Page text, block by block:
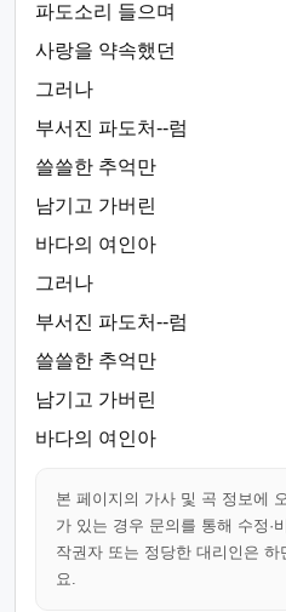
파도소리 들으며
사랑을 약속했던
그러나
부서진 파도처--럼
쓸쓸한 추억만
남기고 가버린
바다의 여인아
그러나
부서진 파도처--럼
쓸쓸한 추억만
남기고 가버린
바다의 여인아
본 페이지의 가사 및 곡 정보에
가 있는 경우 문의를 통해 수정·
작권자 또는 정당한 대리인은
요.